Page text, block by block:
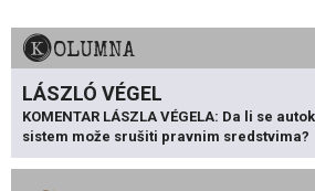
KOLUMNA
LÁSZLÓ VÉGEL
KOMENTAR LÁSZLA VÉGELA: Da li se
sistem može srušiti pravnim sredstvima?